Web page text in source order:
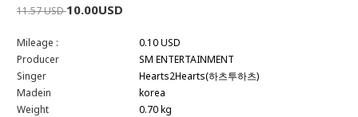
11.57 USD10.00USD
Mileage :
0.10 USD
Producer
SM ENTERTAINMENT
Singer
Hearts2Hearts(하츠투하츠)
Madein
korea
Weight
0.70 kg